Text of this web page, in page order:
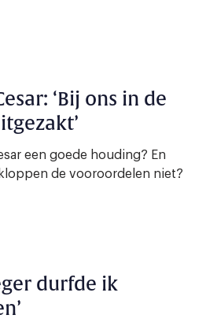
‘Bij ons in de
een goede houding? En
de vooroordelen niet?
durfde ik